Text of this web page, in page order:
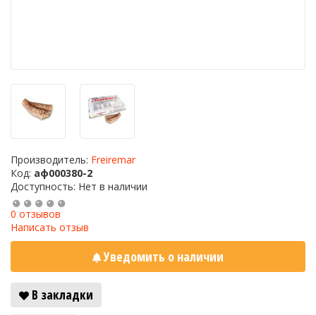
Производитель: Freiremar
Код: аф000380-2
Доступность: Нет в наличии
0 отзывов
Написать отзыв
Уведомить о наличии
В закладки